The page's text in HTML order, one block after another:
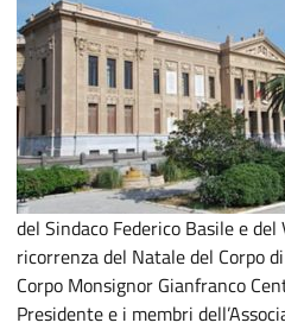
del Sindaco Federico Basile e
ricorrenza del Natale del Corpo
Corpo Monsignor Gianfranco
Presidente e i membri